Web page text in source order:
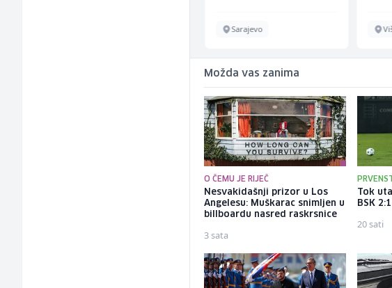
Sarajevo
Možda vas zanima
O ČEMU JE RIJEČ
Nesvakidašnji prizor u Los
Angelesu: Muškarac snimljen u
billboardu nasred raskrsnice
3 sata
Tok
BSK 2:1
20 sati